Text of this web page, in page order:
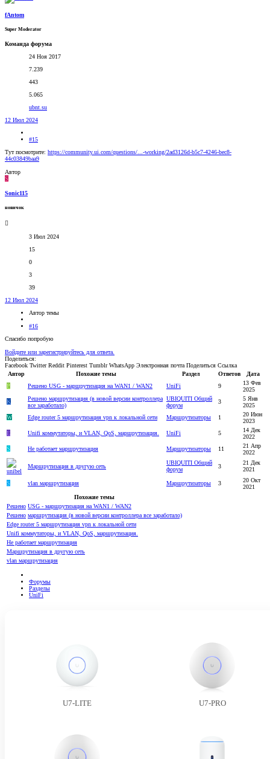
fAntom
Super Moderator
Команда форума
24 Ноя 2017
7.239
443
5.065
ubnt.su
12 Июл 2024
#15
Тут посмотрите: https://community.ui.com/questions/...-working/2ad3126d-b5c7-4246-bec8-
44c03849baa9
Автор
S
Sonic115
новичок
3 Июл 2024
15
0
3
39
12 Июл 2024
Автор темы
#16
Спасибо попробую
Войдите или зарегистрируйтесь для ответа.
Поделиться:
Facebook Twitter Reddit Pinterest Tumblr WhatsApp Электронная почта Поделиться Ссылка
Автор
Похожие темы Раздел Ответов
Дата
P
Решено USG - маршрутизация на WAN1 / WAN2 UniFi 9
13 Фев
2025
K
Решено маршрутизация (в новой версии контроллера
все заработало)
UBIQUITI Общий
форум
3
5 Янв
2025
W
Edge router 5 маршрутизация vpn к локальной сети Маршрутизаторы 1
20 Июн
2023
E
Unifi коммутаторы, и VLAN, QoS, маршрутизация. UniFi 5
14 Дек
2022
S
Не работает маршрутизация Маршрутизаторы 11
21 Апр
2022
Маршрутизация в другую сеть
UBIQUITI Общий
форум
3
21 Дек
2021
S vlan маршрутизация Маршрутизаторы 3
20 Окт
2021
Похожие темы
Решено USG - маршрутизация на WAN1 / WAN2
Решено маршрутизация (в новой версии контроллера все заработало)
Edge router 5 маршрутизация vpn к локальной сети
Unifi коммутаторы, и VLAN, QoS, маршрутизация.
Не работает маршрутизация
Маршрутизация в другую сеть
vlan маршрутизация
Форумы
Разделы
UniFi
U7-LITE U7-PRO